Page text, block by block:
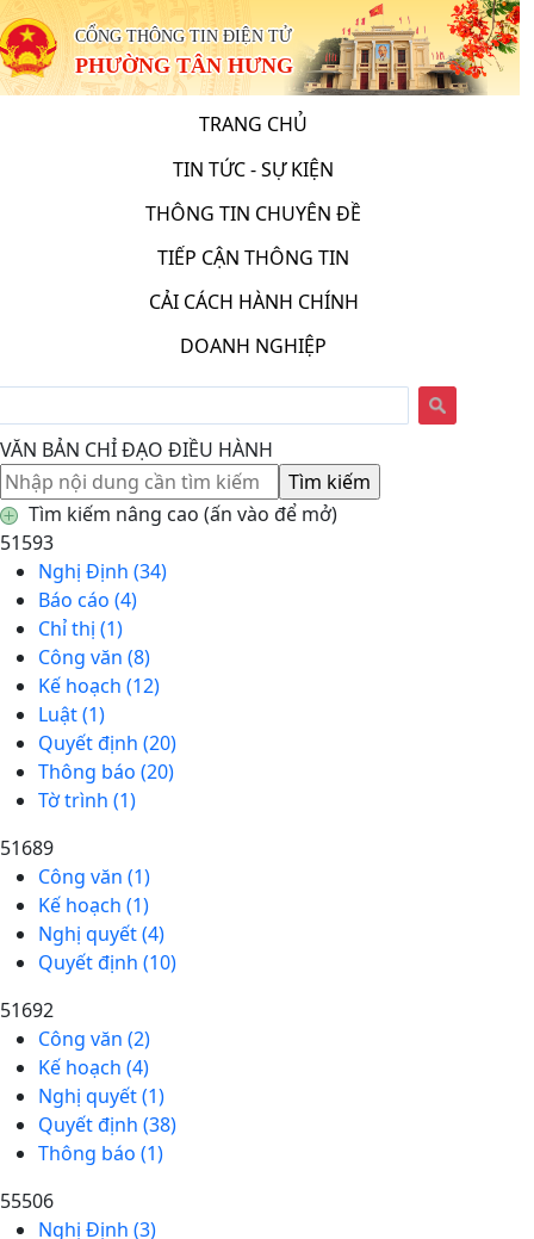
CỔNG THÔNG TIN ĐIỆN TỬ
PHƯỜNG TÂN HƯNG
TRANG CHỦ
TIN TỨC - SỰ KIỆN
THÔNG TIN CHUYÊN ĐỀ
TIẾP CẬN THÔNG TIN
CẢI CÁCH HÀNH CHÍNH
DOANH NGHIỆP
VĂN BẢN CHỈ ĐẠO ĐIỀU HÀNH
Tìm kiếm nâng cao (ấn vào để mở)
51593
Nghị Định (34)
Báo cáo (4)
Chỉ thị (1)
Công văn (8)
Kế hoạch (12)
Luật (1)
Quyết định (20)
Thông báo (20)
Tờ trình (1)
51689
Công văn (1)
Kế hoạch (1)
Nghị quyết (4)
Quyết định (10)
51692
Công văn (2)
Kế hoạch (4)
Nghị quyết (1)
Quyết định (38)
Thông báo (1)
55506
Nghị Định (3)